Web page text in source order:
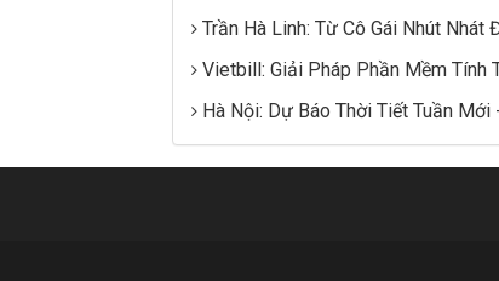
Trần Hà Linh: Từ Cô Gái Nhút Nhát
Vietbill: Giải Pháp Phần Mềm Tính
Hà Nội: Dự Báo Thời Tiết Tuần